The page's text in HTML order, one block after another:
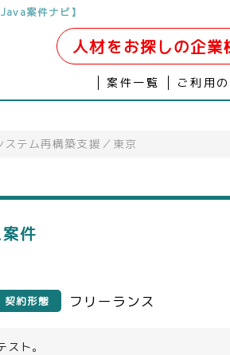
案件ナビ】
人材をお探しの企業
案件一覧 ご利用
ステム再構築支援／東京
件
契約形態 フリーランス
ト。